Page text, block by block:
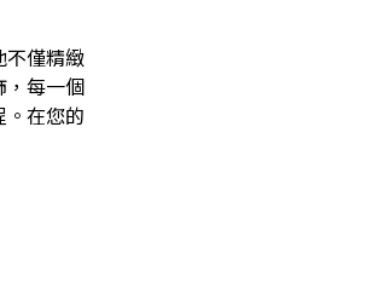
不僅精緻
，每一個
在您的